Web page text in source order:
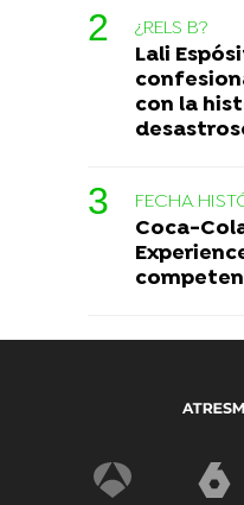
¿RELS B?
Lali
con la
FECHA
Coca-